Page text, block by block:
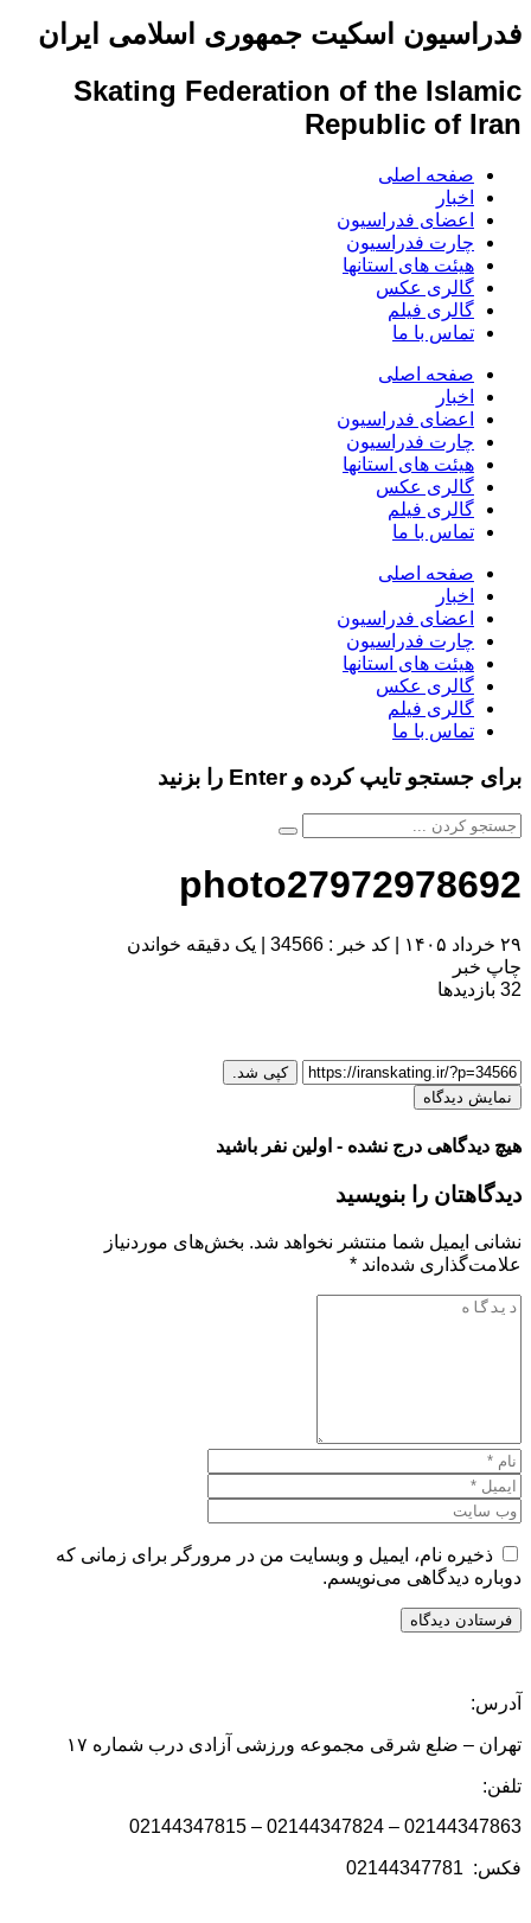
فدراسیون اسکیت جمهوری اسلامی ایران
Skating Federation of the Islamic
Republic of Iran
صفحه اصلی
اخبار
اعضای فدراسیون
چارت فدراسیون
هیئت های استانها
گالری عکس
گالری فیلم
تماس با ما
صفحه اصلی
اخبار
اعضای فدراسیون
چارت فدراسیون
هیئت های استانها
گالری عکس
گالری فیلم
تماس با ما
صفحه اصلی
اخبار
اعضای فدراسیون
چارت فدراسیون
هیئت های استانها
گالری عکس
گالری فیلم
تماس با ما
برای جستجو تایپ کرده و Enter را بزنید
photo27972978692
۲۹ خرداد ۱۴۰۵ کد خبر : 34566
یک دقیقه خواندن
چاپ خبر
32 بازدیدها
کپی شد.
نمایش دیدگاه
هیچ دیدگاهی درج نشده - اولین نفر باشید
دیدگاهتان را بنویسید
نشانی ایمیل شما منتشر نخواهد شد. بخش‌های موردنیاز
علامت‌گذاری شده‌اند *
ذخیره نام، ایمیل و وبسایت من در مرورگر برای زمانی که
دوباره دیدگاهی می‌نویسم.
آدرس:
تهران – ضلع شرقی مجموعه ورزشی آزادی درب شماره ۱۷
تلفن:
02144347863 – 02144347824 – 02144347815
فکس: 02144347781